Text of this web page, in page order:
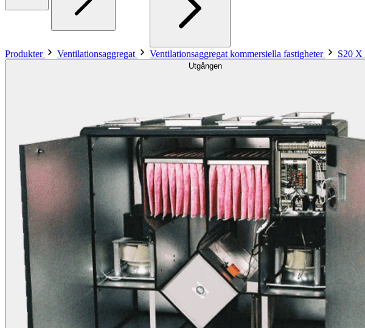
Produkter Ventilationsaggregat Ventilationsaggregat kommersiella fastigheter S20 X
Utgången